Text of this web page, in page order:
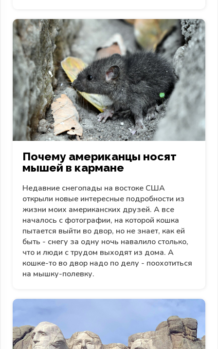
Почему американцы носят
мышей в кармане
Недавние снегопады на востоке США
открыли новые интересные подробности из
жизни моих американских друзей. А все
началось с фотографии, на которой кошка
пытается выйти во двор, но не знает, как ей
быть - снегу за одну ночь навалило столько,
что и люди с трудом выходят из дома. А
кошке-то во двор надо по делу - поохотиться
на мышку-полевку.